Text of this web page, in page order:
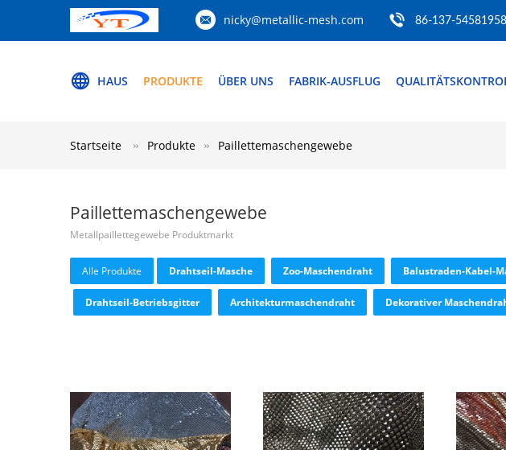
nicky@metallic-mesh.com 86-137-54581958
HAUS PRODUKTE ÜBER UNS FABRIK-AUSFLUG
Startseite Produkte Paillettemaschengewebe
Paillettemaschengewebe
Metallpaillettegewebe Produktmarkt
Alle Produkte Drahtseil-Masche Zoo-Maschendraht Balustraden-Kabel-
Drahtseil-Betriebsgitter Architekturmaschendraht Dekorativer